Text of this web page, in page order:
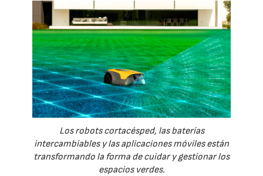
Los robots cortacésped, las baterías
intercambiables y las aplicaciones móviles están
transformando la forma de cuidar y gestionar los
espacios verdes.